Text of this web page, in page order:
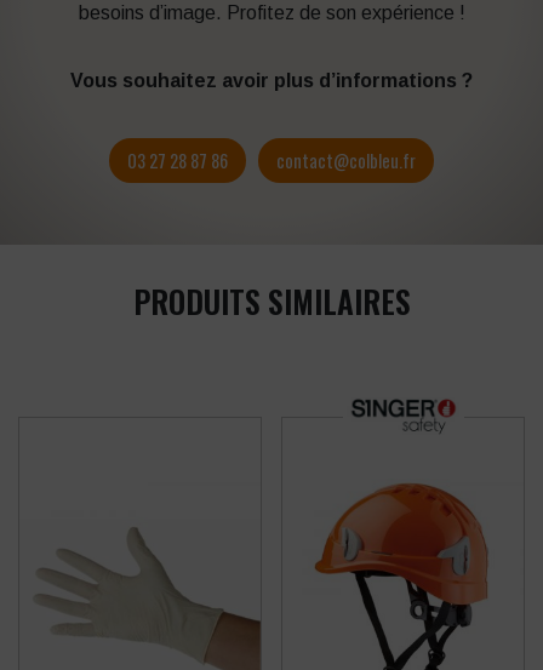
besoins d’image. Profitez de son expérience !
Vous souhaitez avoir plus d’informations ?
03 27 28 87 86 contact@colbleu.fr
PRODUITS SIMILAIRES